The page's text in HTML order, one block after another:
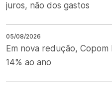
juros, não dos gastos
05/08/2026
Em nova redução,
14% ao ano